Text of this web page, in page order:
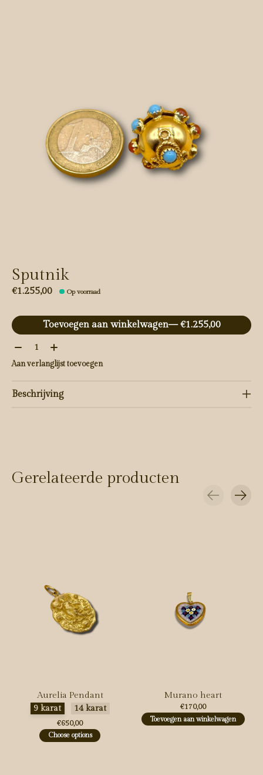
Sputnik
€1.255,00 Op voorraad
Toevoegen aan winkelwagen
— €1.255,00
Aantal:
Aan verlanglijst toevoegen
Beschrijving
Gerelateerde producten
Aurelia Pendant
Maak een keuze:
9 karat 14 karat
€650,00
Choose options
Murano heart
€170,00
Toevoegen aan winkelwagen